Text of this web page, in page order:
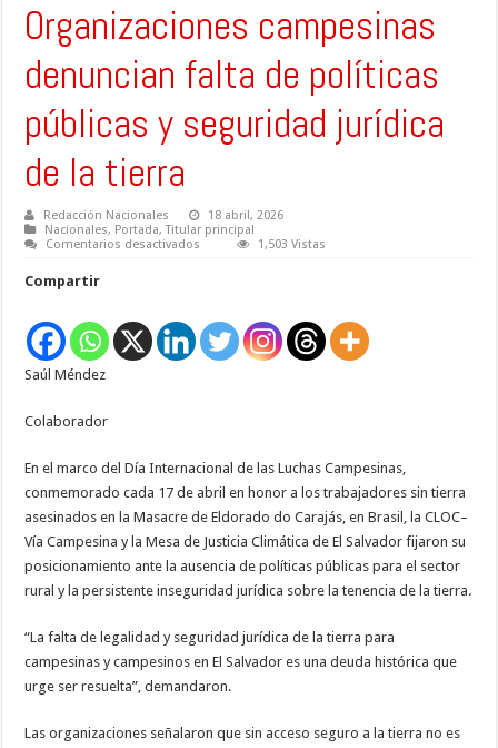
Organizaciones campesinas
denuncian falta de políticas
públicas y seguridad jurídica
de la tierra
Redacción Nacionales
18 abril, 2026
Nacionales, Portada,Titular principal
Comentarios desactivados
políticas
públicas
y
1,503 Vistas
Compartir
Saúl Méndez
Colaborador
En el marco del Día Internacional de las Luchas Campesinas,
conmemorado cada 17 de abril en honor a los trabajadores sin tierra
asesinados en la Masacre de Eldorado do Carajás, en Brasil, la CLOC–
Vía Campesina y la Mesa de Justicia Climática de El Salvador fijaron su
posicionamiento ante la ausencia de políticas públicas para el sector
rural y la persistente inseguridad jurídica sobre la tenencia de la tierra.
“La falta de legalidad y seguridad jurídica de la tierra para
campesinas y campesinos en El Salvador es una deuda histórica que
urge ser resuelta”, demandaron.
Las organizaciones señalaron que sin acceso seguro a la tierra no es